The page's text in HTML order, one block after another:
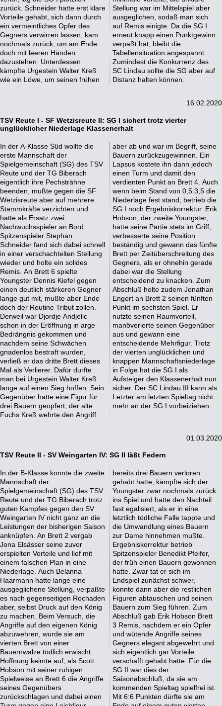
zurück. Schneider hatte erst klare
Vorteile gehabt, sich dann durch
ein vermeintliches Opfer des
Gegners verwirren lassen, kam
nochmals zurück, um am Ende
doch mit leeren Händen
dazustehen. Unterdessen
kämpfte Urgestein Walter Kreß
wie ein Löwe, um seinen frühen
Stellung war im Mittelspiel aber
ausgeglichen, sodaß man sich
auf Remis einigte. Da die SG I
erneut knapp einen Punktgewinn
verpaßt hat, bleibt die
Tabellensituation angespannt.
Zumindest die Konkurrenz des
SC Lindau sollte die SG aber auf
Distanz halten können.
16.02.2020
TSV Reute I - SF Wetzisreute II: SG I sichert trotz vierter
unglücklicher Niederlage Klassenerhalt
In der A-Klasse Süd wollte die
erste Mannschaft der
Spielgemeinschaft (SG) des TSV
Reute und der TG Biberach
eigentlich ihre Pechsträhne
beenden, mußte gegen die SF
Wetzisreute aber auf mehrere
Stammkräfte verzichten und
hatte als Ersatz zwei
Nachwuchsspieler an Bord.
Spitzenspieler Stephan
Schneider fand sich dabei schnell
in einer verschachtelten Stellung
wieder und holte ein solides
Remis. An Brett 6 spielte
Youngster Dennis Kiefel gegen
einen deutlich stärkeren Gegner
lange gut mit, mußte aber Ende
doch der Routine Tribut zollen.
Derweil war Djordje Andjelic
schon in der Eröffnung in arge
Bedrängnis gekommen und
nachdem seine Schwächen
gnadenlos bestraft wurden,
verließ er das dritte Brett dieses
Mal als Verlierer. Dafür durfte
man bei Urgestein Walter Kreß
lange auf einen Sieg hoffen. Sein
Gegenüber hatte eine Figur für
drei Bauern geopfert; der alte
Fuchs Kreß wehrte den Angriff
aber ab und war im Begriff, seine
Bauern zurückzugewinnen. Ein
Lapsus kostete ihn dann jedoch
einen Turm und damit den
verdienten Punkt an Brett 4. Auch
wenn beim Stand von 0,5:3,5 die
Niederlage fest stand, betrieb die
SG I noch Ergebniskorrektur. Erik
Hobson, der zweite Youngster,
hatte seine Partie stets im Griff,
verbesserte seine Position
beständig und gewann das fünfte
Brett per Zeitüberschreitung des
Gegners, als er ohnehin gerade
dabei war die Stellung
entscheidend zu knacken. Zum
Abschluß holte zudem Jonathan
Engert an Brett 2 seinen fünften
Punkt im sechsten Spiel. Er
nutzte seinen Raumvorteil,
manöverierte seinen Gegenüber
aus und gewann eine
entscheidende Mehrfigur. Trotz
der vierten unglücklichen und
knappen Mannschaftsniederlage
in Folge hat die SG I als
Aufsteiger den Klassenerhalt nun
sicher. Der SC Lindau III kann als
Letzter am letzten Spieltag nicht
mehr an der SG I vorbeiziehen.
01.03.2020
TSV Reute II - SV Weingarten IV: SG II läßt Federn
In der B-Klasse konnte die zweite
Mannschaft der
Spielgemeinschaft (SG) des TSV
Reute und der TG Biberach trotz
guten Kampfes gegen den SV
Weingarten IV nicht ganz an die
Leistungen der bisherigen Saison
anknüpfen. An Brett 2 vergab
Jona Elsässer seine zuvor
erspielten Vorteile und lief mit
einem falschen Plan in eine
Niederlage. Auch Belanna
Haarmann hatte lange eine
ausgeglichene Stellung, verpaßte
es nach gegenseitigen Rochaden
aber, selbst Druck auf den König
zu machen. Beim Versuch, die
Angriffe auf den eigenen König
abzuwehren, wurde sie am
vierten Brett von einer
Bauernwalze tödlich erwischt.
Hoffnung keimte auf, als Scott
Hobson mit seiner ruhigen
Spielweise an Brett 6 die Angriffe
seines Gegenübers
zurückschlagen und dabei einen
bereits drei Bauern verloren
gehabt hatte, kämpfte sich der
Youngster zwar nochmals zurück
ins Spiel und hatte den Nachteil
fast egalisiert, als er in eine
letztlich tödliche Falle tappte und
die Umwandlung eines Bauern
zur Dame hinnehmen mußte.
Ergebniskorrektur betrieb
Spitzenspieler Benedikt Pfeifer,
der früh einen Bauern gewonnen
hatte. Zwar tat er sich im
Endspiel zunächst schwer,
konnte dann aber die restlichen
Figuren abtauschen und seinen
Bauern zum Sieg führen. Zum
Abschluß gab Erik Hobson Brett
3 Remis, nachdem er ein Opfer
und wütende Angriffe seines
Gegners elegant abgewehrt und
sich eigentlich gar Vorteile
verschafft gehabt hatte. Für die
SG II war dies der
Saisonabschluß, da sie am
kommenden Spieltag spielfrei ist.
Mit 6:6 Punkten dürfte sie am